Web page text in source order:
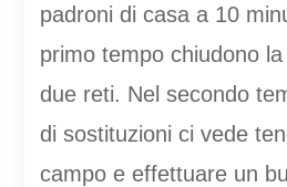
padroni di casa a 10
primo tempo chiudono
due reti. Nel secondo
di sostituzioni ci vede
campo e effettuare un